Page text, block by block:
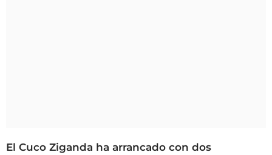
El Cuco Ziganda ha arrancado con dos